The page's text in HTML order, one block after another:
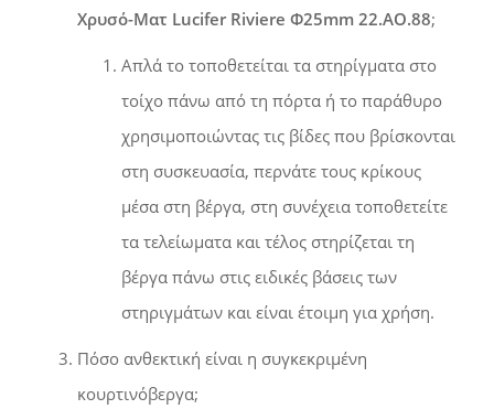
Χρυσό-Ματ Lucifer Riviere Φ25mm 22.AO.88;
Απλά το τοποθετείται τα στηρίγματα στο
τοίχο πάνω από τη πόρτα ή το παράθυρο
χρησιμοποιώντας τις βίδες που βρίσκονται
στη συσκευασία, περνάτε τους κρίκους
μέσα στη βέργα, στη συνέχεια τοποθετείτε
τα τελείωματα και τέλος στηρίζεται τη
βέργα πάνω στις ειδικές βάσεις των
στηριγμάτων και είναι έτοιμη για χρήση.
Πόσο ανθεκτική είναι η συγκεκριμένη
κουρτινόβεργα;